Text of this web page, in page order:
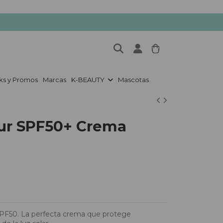
y Promos Marcas K-BEAUTY Mascotas
SPF50+ Crema
La perfecta crema que protege